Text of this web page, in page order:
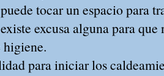
tocar un espacio para
excusa alguna para
para iniciar los